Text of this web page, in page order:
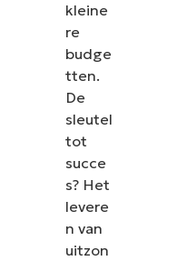
kleine
re
budge
tten.
De
sleutel
tot
succe
s? Het
levere
n van
uitzon